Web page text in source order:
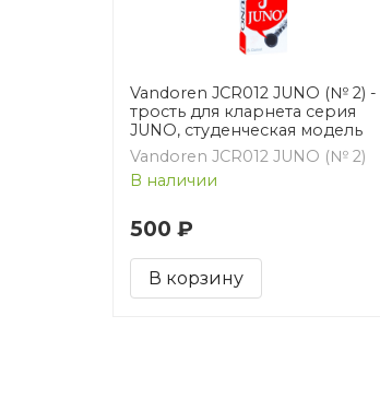
Vandoren JCR012 JUNO (№ 2) -
трость для кларнета серия
JUNO, студенческая модель
Vandoren JCR012 JUNO (№ 2)
В наличии
500 ₽
В корзину